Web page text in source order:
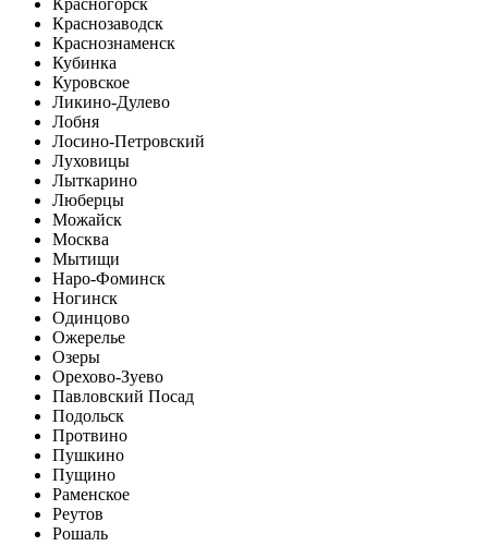
Краснозаводск
Краснознаменск
Кубинка
Куровское
Ликино-Дулево
Лобня
Лосино-Петровский
Луховицы
Лыткарино
Люберцы
Можайск
Москва
Мытищи
Наро-Фоминск
Ногинск
Одинцово
Ожерелье
Озеры
Орехово-Зуево
Павловский Посад
Подольск
Протвино
Пушкино
Пущино
Раменское
Реутов
Рошаль